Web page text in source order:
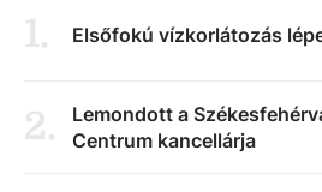
1. Elsőfokú vízkorlátozás
2.
Lemondott a
Centrum kancellárja